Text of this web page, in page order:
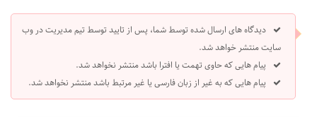
دیدگاه های ارسال شده توسط شما، پس از تایید توسط تیم مدیریت در وب
سایت منتشر خواهد شد.
پیام هایی که حاوی تهمت یا افترا باشد منتشر نخواهد شد.
پیام هایی که به غیر از زبان فارسی یا غیر مرتبط باشد منتشر نخواهد شد.